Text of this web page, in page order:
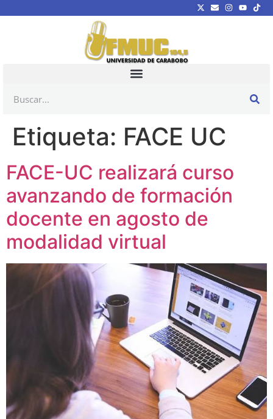
Etiqueta: FACE UC
FACE-UC realizará curso
avanzando de formación
docente en agosto de
modalidad virtual